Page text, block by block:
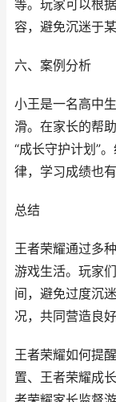
等。玩家可以根
容，避免沉迷于
六、案例分析
小王是一名高中
滑。在家长的帮
“成长守护计划”
律，学习成绩也有
总结
王者荣耀通过多
游戏生活。玩家
间，避免过度沉
况，共同营造良
王者荣耀如何提
置、王者荣耀成